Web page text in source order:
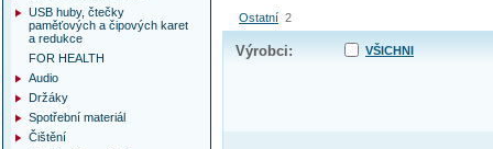
Ostatní 2
Výrobci: VŠICHNI
USB huby, čtečky
paměťových a čipových karet
a redukce
FOR HEALTH
Audio
Držáky
Spotřební materiál
Čištění